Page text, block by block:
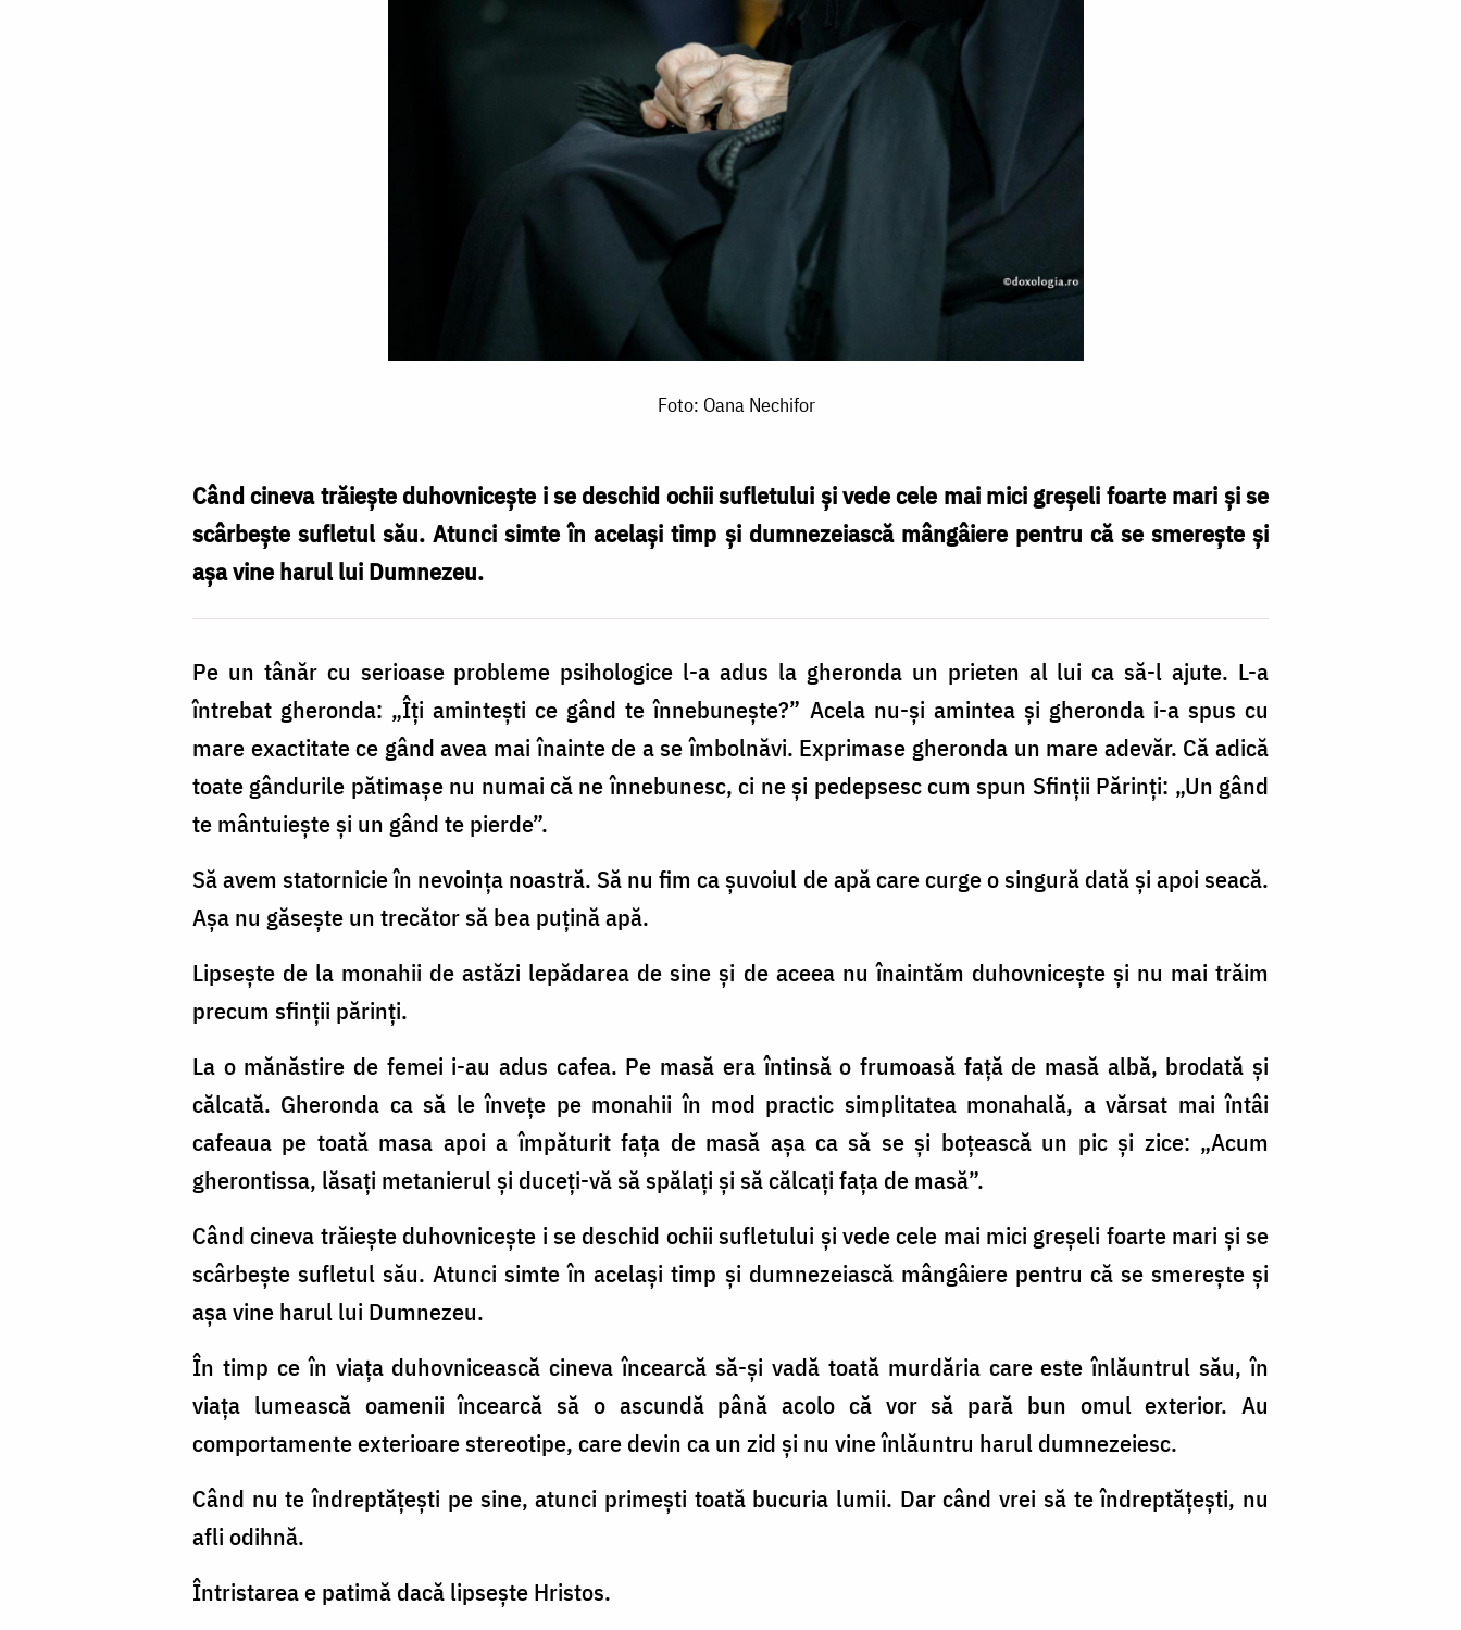
Foto: Oana Nechifor
Când cineva trăiește duhovnicește i se deschid ochii sufletului și vede cele mai mici greșeli foarte mari și se
scârbește sufletul său. Atunci simte în același timp și dumnezeiască mângâiere pentru că se smerește și
așa vine harul lui Dumnezeu.
Pe un tânăr cu serioase probleme psihologice l-a adus la gheronda un prieten al lui ca să-l ajute. L-a
întrebat gheronda: „Îți amintești ce gând te înnebunește?” Acela nu-și amintea și gheronda i-a spus cu
mare exactitate ce gând avea mai înainte de a se îmbolnăvi. Exprimase gheronda un mare adevăr. Că adică
toate gândurile pătimașe nu numai că ne înnebunesc, ci ne și pedepsesc cum spun Sfinții Părinți: „Un gând
te mântuiește și un gând te pierde”.
Să avem statornicie în nevoința noastră. Să nu fim ca șuvoiul de apă care curge o singură dată și apoi seacă.
Așa nu găsește un trecător să bea puțină apă.
Lipsește de la monahii de astăzi lepădarea de sine și de aceea nu înaintăm duhovnicește și nu mai trăim
precum sfinții părinți.
La o mănăstire de femei i-au adus cafea. Pe masă era întinsă o frumoasă față de masă albă, brodată și
călcată. Gheronda ca să le învețe pe monahii în mod practic simplitatea monahală, a vărsat mai întâi
cafeaua pe toată masa apoi a împăturit fața de masă așa ca să se și boțească un pic și zice: „Acum
gherontissa, lăsați metanierul și duceți-vă să spălați și să călcați fața de masă”.
Când cineva trăiește duhovnicește i se deschid ochii sufletului și vede cele mai mici greșeli foarte mari și se
scârbește sufletul său. Atunci simte în același timp și dumnezeiască mângâiere pentru că se smerește și
așa vine harul lui Dumnezeu.
În timp ce în viața duhovnicească cineva încearcă să-și vadă toată murdăria care este înlăuntrul său, în
viața lumească oamenii încearcă să o ascundă până acolo că vor să pară bun omul exterior. Au
comportamente exterioare stereotipe, care devin ca un zid și nu vine înlăuntru harul dumnezeiesc.
Când nu te îndreptățești pe sine, atunci primești toată bucuria lumii. Dar când vrei să te îndreptățești, nu
afli odihnă.
Întristarea e patimă dacă lipsește Hristos.